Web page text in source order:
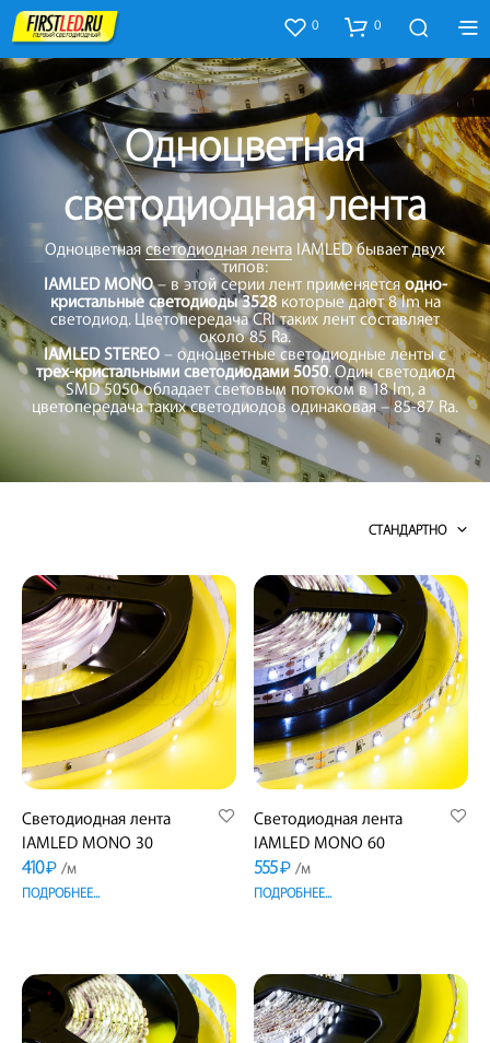
0 0
Одноцветная
светодиодная лента
Одноцветнаясветодиодная лента IAMLED бывает двух
типов:
IAMLED MONO– в этой серии лент применяется одно-
кристальные светодиоды 3528которые дают 8 lm на
светодиод. Цветопередача CRI таких лент составляет
около 85 Ra.
IAMLED STEREO – одноцветные светодиодные ленты с
трех-кристальными светодиодами 5050. Один светодиод
SMD 5050 обладает световым потоком в 18 lm, а
цветопередача таких светодиодов одинаковая – 85-87 Ra.
СТАНДАРТНО
Светодиодная лента
IAMLED MONO 30
410₽ /м
ПОДРОБНЕЕ...
Светодиодная лента
IAMLED MONO 60
555₽ /м
ПОДРОБНЕЕ...